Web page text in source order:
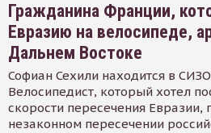
Гражданина Франции,
Евразию на велосипеде,
Дальнем Востоке
Софиан Сехили находится в
Велосипедист, который хотел
скорости пересечения Евразии,
незаконном пересечении